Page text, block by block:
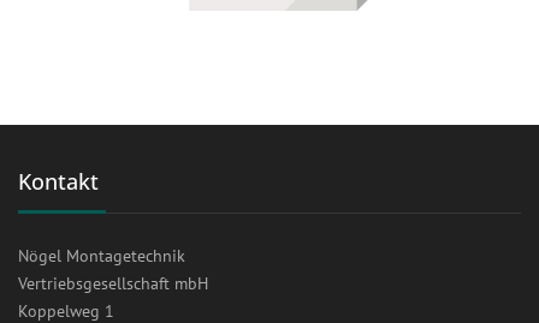
Kontakt
Nögel Montagetechnik
Vertriebsgesellschaft mbH
Koppelweg 1